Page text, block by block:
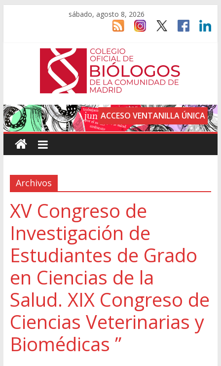
sábado, agosto 8, 2026
ACCESO VENTANILLA ÚNICA
Archivos
XV Congreso de
Investigación de
Estudiantes de Grado
en Ciencias de la
Salud. XIX Congreso de
Ciencias Veterinarias y
Biomédicas ”